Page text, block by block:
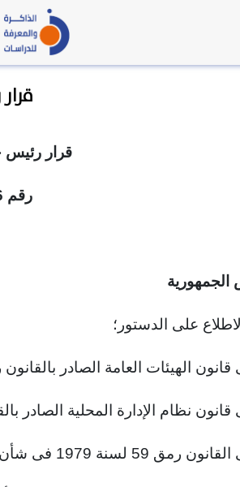
قرار
قرار رئيس
رقم 76 لسنة 2020
الجمهورية
على الدستور؛
الهيئات العامة الصادر بالقانون رقم 61 لسنة
نظام الإدارة المحلية الصادر بالقانون رقم
1979 فى شأن إنشاء المجتمعات العمرانية الجديدة؛